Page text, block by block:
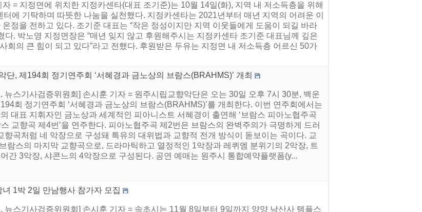
= 지정면에 위치한 지정카센타(대표 조기준)는 10월 14일(화), 지역 내 저소득층을 위해
에 기탁하며 따뜻한 나눔을 실천했다. 지정카센타는 2021년부터 매년 지역의 어려운 이
정을 전하고 있다. 조기준 대표는 “작은 정성이지만 지역 이웃들에게 도움이 되길 바라
다. 박노영 지정면장은 “매년 잊지 않고 후원해주시는 지정카센타 조기준 대표님께 깊은
회의 큰 힘이 되고 있다”라고 전했다. 후원받은 두유는 지정면 내 저소득층 어르신 50가
단, 제194회 정기연주회 ‘서혜경과 금노상의 브람스(BRAHMS)’ 개최
뉴스기사검증위원회] 손시훈 기자 = 원주시립교향악단은 오는 30일 오후 7시 30분, 백운
회 정기연주회 ‘서혜경과 금노상의 브람스(BRAHMS)’를 개최한다. 이번 연주회에서는
대표 지휘자인 금노상과 세계적인 피아니스트 서혜경이 출연해 ‘브람스 피아노협주곡
스 교향곡 제4번’을 연주한다. 피아노협주곡 제2번은 브람스의 완벽주의가 극명하게 드러
향곡처럼 네 악장으로 구성돼 특유의 대위법과 교향적 전개 방식이 돋보이는 곡이다. 교
람스의 마지막 교향곡으로, 드라마틱하고 열정적인 1악장과 레퀴엠 분위기의 2악장, 트
간 3악장, 샤콘느의 4악장으로 구성된다. 공연 예매는 원주시 통합예약플랫폼(y...
녀 1박 2일 만남행사 참가자 모집
뉴스기사검증위원회] 손시훈 기자 = 속초시는 11월 8일부터 9일까지 양양 낙산사 템플스